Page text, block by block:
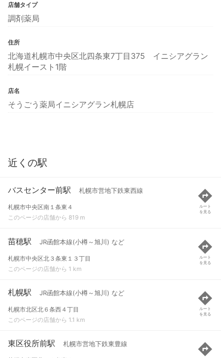
店舗タイプ
調剤薬局
住所
北海道札幌市中央区北四条東7丁目375 イニシアグラン
札幌イースト1階
店名
そうごう薬局イニシアグラン札幌店
近くの駅
バスセンター前駅 札幌市営地下鉄東西線
札幌市中央区南１条東４
このページの店舗から 819 m
ルート
を見る
苗穂駅 JR函館本線(小樽～旭川) など
札幌市中央区北３条東１３丁目
このページの店舗から 1 km
ルート
を見る
札幌駅 JR函館本線(小樽～旭川) など
札幌市北区北６条西４丁目
このページの店舗から 1.1 km
ルート
を見る
東区役所前駅 札幌市営地下鉄東豊線